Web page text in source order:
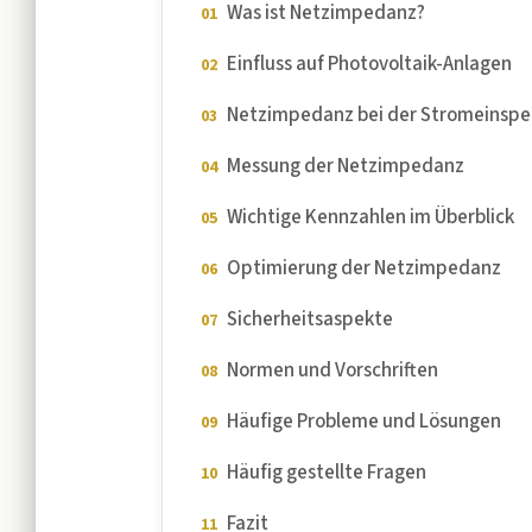
Was ist Netzimpedanz?
Einfluss auf Photovoltaik-Anlagen
Netzimpedanz bei der
Messung der Netzimpedanz
Wichtige Kennzahlen im Überblick
Optimierung der Netzimpedanz
Sicherheitsaspekte
Normen und Vorschriften
Häufige Probleme und Lösungen
Häufig gestellte Fragen
Fazit